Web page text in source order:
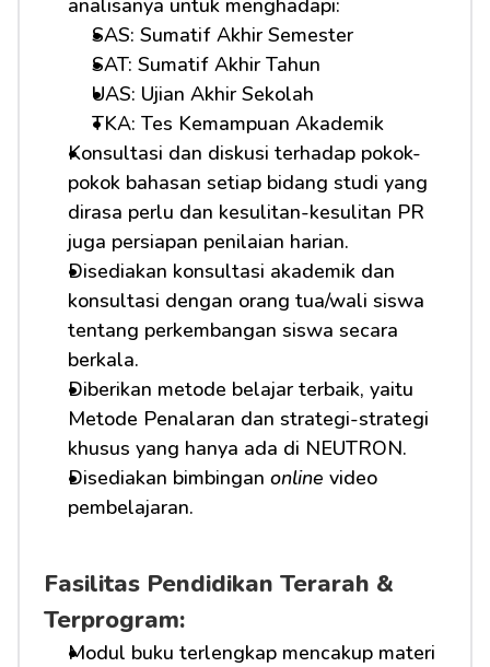
analisanya untuk menghadapi:
SAS: Sumatif Akhir Semester
SAT: Sumatif Akhir Tahun
UAS: Ujian Akhir Sekolah
TKA: Tes Kemampuan Akademik
Konsultasi dan diskusi terhadap pokok-
pokok bahasan setiap bidang studi yang
dirasa perlu dan kesulitan-kesulitan PR
juga persiapan penilaian harian.
Disediakan konsultasi akademik dan
konsultasi dengan orang tua/wali siswa
tentang perkembangan siswa secara
berkala.
Diberikan metode belajar terbaik, yaitu
Metode Penalaran dan strategi-strategi
khusus yang hanya ada di NEUTRON.
Disediakan bimbingan online video
pembelajaran.
Fasilitas Pendidikan Terarah &
Terprogram:
Modul buku terlengkap mencakup materi